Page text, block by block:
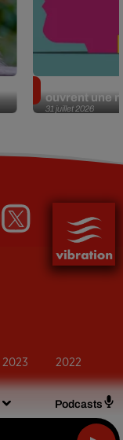
Podcasts
31 juillet 2026
ouvrent une
2023 2022